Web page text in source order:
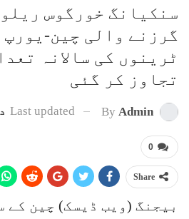
سنکیانگ خورگوس
گرزنے والی چین-
تجاوز کر گئی
By Admin
Last updated
0
Share
بیجنگ (ویب ڈیسک) چین کے